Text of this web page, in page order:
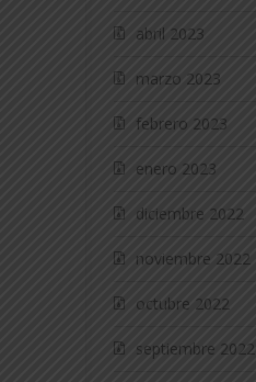
abril 2023
marzo 2023
febrero 2023
enero 2023
diciembre 2022
noviembre 2022
octubre 2022
septiembre 2022